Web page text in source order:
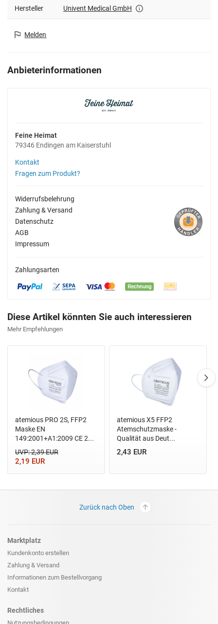
Hersteller Univent Medical GmbH
Melden
Anbieterinformationen
Feine Heimat
79346 Endingen am Kaiserstuhl
Kontakt
Fragen zum Produkt?
Widerrufsbelehrung
Zahlung & Versand
Datenschutz
AGB
Impressum
Zahlungsarten
Diese Artikel könnten Sie auch interessieren
Mehr Empfehlungen
atemious PRO 2S, FFP2
Maske EN
149:2001+A1:2009 CE 2...
UVP: 2,39 EUR
2,19 EUR
atemious X5 FFP2
Atemschutzmaske -
Qualität aus Deut...
2,43 EUR
Zurück nach Oben
Marktplatz
Kundenkonto erstellen
Zahlung & Versand
Informationen zum Bestellvorgang
Kontakt
Rechtliches